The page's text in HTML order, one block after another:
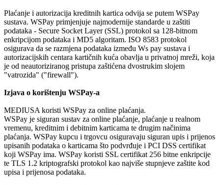
Plaćanje i autorizacija kreditnih kartica odvija se putem WSPay
sustava. WSPay primjenjuje najmodernije standarde u zaštiti
podataka - Secure Socket Layer (SSL) protokol sa 128-bitnom
enkripcijom podataka i MD5 algoritam. ISO 8583 protokol
osigurava da se razmjena podataka između Ws pay sustava i
autorizacijskih centara kartičnih kuća obavlja u privatnoj mreži, koja
je od neautoriziranog pristupa zaštićena dvostrukim slojem
"vatrozida" ("firewall").
Izjava o korištenju WSPay-a
MEDIUSA koristi WSPay za online plaćanja.
WSPay je siguran sustav za online plaćanje, plaćanje u realnom
vremenu, kreditnim i debitnim karticama te drugim načinima
plaćanja. WSPay kupcu i trgovcu osiguravaju siguran upis i prijenos
upisanih podataka o karticama što podvrđuje i PCI DSS certifikat
koji WSPay ima. WSPay koristi SSL certifikat 256 bitne enkripcije
te TLS 1.2 kriptografski protokol kao najviše stupnjeve zaštite kod
upisa i prijenosa podataka.